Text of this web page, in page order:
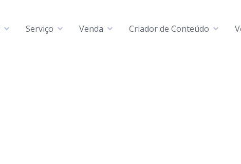
Serviço Venda Criador de Conteúdo